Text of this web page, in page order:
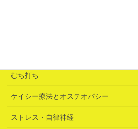
むち打ち
ケイシー療法とオステオパシー
ストレス・自律神経